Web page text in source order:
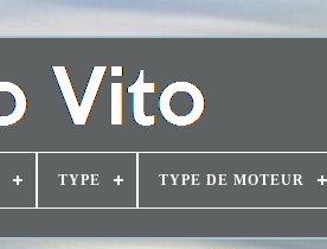
TYPE TYPE DE MOTEUR